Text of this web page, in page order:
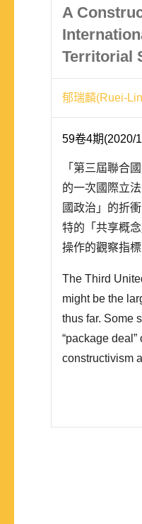
A
Territorial
郁瑞麟(Ruei-
59卷4期(2020/
「第三屆聯合
的一次國際立
國政治」的折
特的「共享概
操作的觀察指
趨於穩定;反之
年「..
The Third
might be the
thus far. Some
“package
constructivism